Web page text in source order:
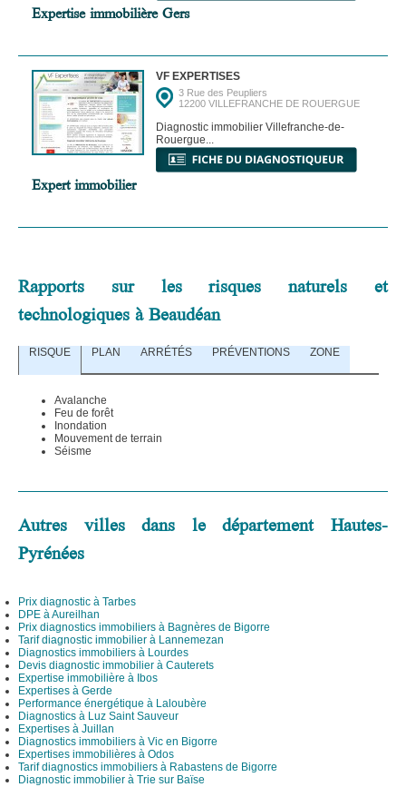
Expertise immobilière Gers
VF EXPERTISES
3 Rue des Peupliers
12200 VILLEFRANCHE DE ROUERGUE
Diagnostic immobilier Villefranche-de-
Rouergue...
Expert immobilier
Rapports sur les risques naturels et
technologiques à Beaudéan
RISQUE PLAN ARRÉTÉS PRÉVENTIONS ZONE
Avalanche
Feu de forêt
Inondation
Mouvement de terrain
Séisme
Autres villes dans le département Hautes-
Pyrénées
Prix diagnostic à Tarbes
DPE à Aureilhan
Prix diagnostics immobiliers à Bagnères de Bigorre
Tarif diagnostic immobilier à Lannemezan
Diagnostics immobiliers à Lourdes
Devis diagnostic immobilier à Cauterets
Expertise immobilière à Ibos
Expertises à Gerde
Performance énergétique à Laloubère
Diagnostics à Luz Saint Sauveur
Expertises à Juillan
Diagnostics immobiliers à Vic en Bigorre
Expertises immobilières à Odos
Tarif diagnostics immobiliers à Rabastens de Bigorre
Diagnostic immobilier à Trie sur Baïse